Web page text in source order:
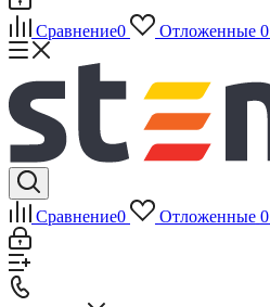
Сравнение0 Отложенные 0
Сравнение0 Отложенные 0